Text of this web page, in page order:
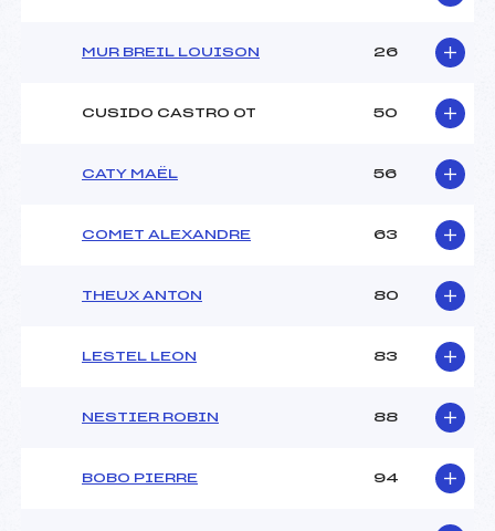
MUR BREIL LOUISON 26
CUSIDO CASTRO OT 50
CATY MAËL 56
COMET ALEXANDRE 63
THEUX ANTON 80
LESTEL LEON 83
NESTIER ROBIN 88
BOBO PIERRE 94